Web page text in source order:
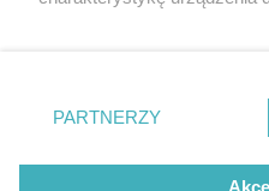
Gliwice
zmienić/wycofać klikając
znajdujący się w lewym
rodzaje przetwarzania
użytkownika, ale masz
PARTNERZY